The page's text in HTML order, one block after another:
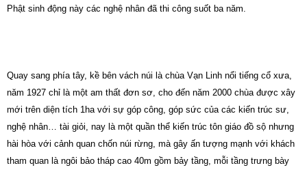
Phật sinh động này các nghệ nhân đã thi công suốt ba năm.
Quay sang phía tây, kề bên vách núi là chùa Vạn Linh nổi tiếng cổ xưa,
năm 1927 chỉ là một am thất đơn sơ, cho đến năm 2000 chùa được xây
mới trên diện tích 1ha với sự góp công, góp sức của các kiến trúc sư,
nghệ nhân… tài giỏi, nay là một quần thể kiến trúc tôn giáo đồ sộ nhưng
hài hòa với cảnh quan chốn núi rừng, mà gây ấn tượng mạnh với khách
tham quan là ngôi bảo tháp cao 40m gồm bảy tầng, mỗi tầng trưng bày